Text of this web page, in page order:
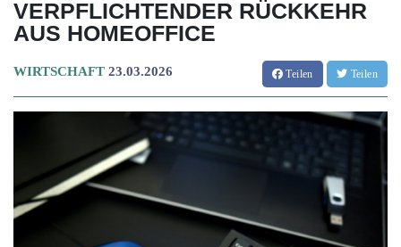
VERPFLICHTENDER RÜCKKEHR
AUS HOMEOFFICE
WIRTSCHAFT 23.03.2026 Teilen Teilen